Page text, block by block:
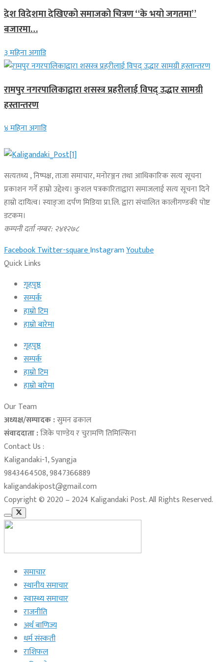
देश विदेशमा देखिएको समाजको चित्रण “के भयो जगतमा”
बजारमा…
३ महिना अगाडि
रामपुर नगरपालिकाद्वारा शसस्त्र प्रहरीलाई विपद् उद्धार सामग्री
हस्तान्तरण
४ महिना अगाडि
सत्यतथ्य , निष्पक्ष, ताजा समाचार, मनोरञ्जन तथा आधिकारिक सत्य सूचना
प्रकाशन गर्ने हाम्रो उद्देश्य। कुशल पत्रकारिताद्वारा समाजलाई सत्य सूचना दिने
हाम्रो दायित्व। स्याङ्जा दर्पण मिडिया प्रा.लि. द्वारा संचालित कालीगण्डकी पोष्ट
डटकम।
कम्पनी दर्ता नम्बर: २४१२७८
FacebookTwitter-squareInstagramYoutube
Quick Links
गृहपृष्ठ
सम्पर्क
हाम्रो टिम
हाम्रो बारेमा
गृहपृष्ठ
सम्पर्क
हाम्रो टिम
हाम्रो बारेमा
Our Team
अध्यक्ष/सम्पादक :सुमन ढकाल
संवाददाता :जिके पाण्डेय र चुरामणि तिमिल्सिना
Contact Us :
Kaligandaki-1, Syangja
9843464508, 9847366889
kaligandakipost@gmail.com
Copyright © 2020 – 2024 Kaligandaki Post. All Rights Reserved.
समाचार
स्थानीय समाचार
स्वास्थ्य समाचार
राजनीति
अर्थ बाणिज्य
धर्म संस्कती
राशिफल